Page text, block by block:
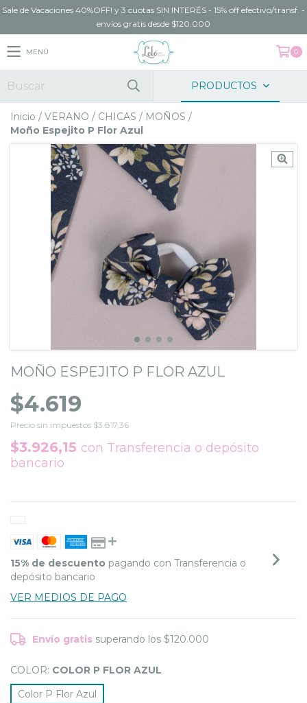
Sale de Vacaciones 40%OFF! y 3 cuotas SIN INTERÉS - 15% off efectivo/transf. -
envíos gratis desde $120.000
MENÚ 0
PRODUCTOS
Inicio / VERANO / CHICAS / MOÑOS /
Moño Espejito P Flor Azul
MOÑO ESPEJITO P FLOR AZUL
$4.619
Precio sin impuestos $3.817,36
$3.926,15 con Transferencia o depósito
bancario
15% de descuento pagando con Transferencia o
depósito bancario
VER MEDIOS DE PAGO
Envío gratis superando los $120.000
COLOR: COLOR P FLOR AZUL
Color P Flor Azul